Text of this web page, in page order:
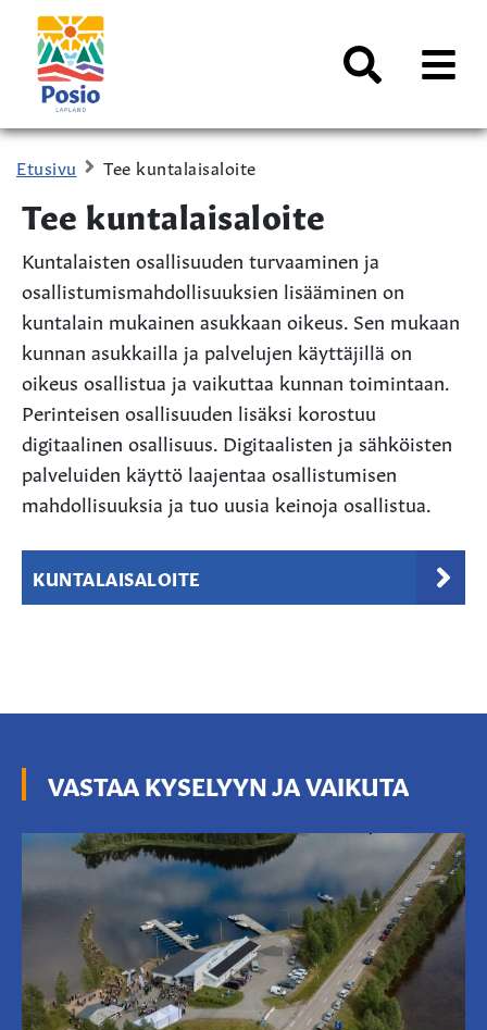
Siirry sisältöön
Kaupungin
logo
AVAA
Etusivu Tee kuntalaisaloite
Tee kuntalaisaloite
Kuntalaisten osallisuuden turvaaminen ja
osallistumismahdollisuuksien lisääminen on
kuntalain mukainen asukkaan oikeus. Sen mukaan
kunnan asukkailla ja palvelujen käyttäjillä on
oikeus osallistua ja vaikuttaa kunnan toimintaan​.
Perinteisen osallisuuden lisäksi korostuu
digitaalinen osallisuus. Digitaalisten ja sähköisten
palveluiden käyttö laajentaa osallistumisen
mahdollisuuksia ja tuo uusia keinoja osallistua.
KUNTALAISALOITE
VASTAA KYSELYYN JA VAIKUTA